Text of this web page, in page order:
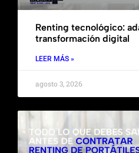
Renting tecnológico:
transformación digital
LEER MÁS »
agosto 3, 2026